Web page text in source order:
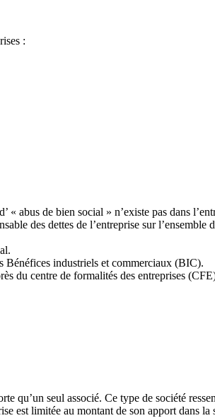
:
« abus de bien social » n’existe pas dans
des dettes de l’entreprise sur l’ensemble
Bénéfices industriels et commerciaux (BIC).
du centre de formalités des entreprises
qu’un seul associé. Ce type de société
est limitée au montant de son apport dans la